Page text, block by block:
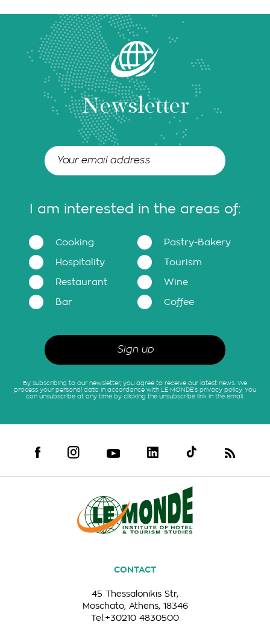
Newsletter
I am interested in the areas of:
Cooking Pastry-Bakery
Hospitality Tourism
Restaurant Wine
Bar Coffee
By subscribing to our newsletter, you agree to receive our latest news. We
process your personal data in accordance with LE MONDE's privacy policy. You
can unsubscribe at any time by clicking the unsubscribe link in the email.
CONTACT
45 Thessalonikis Str,
Moschato, Athens, 18346
Tel:+30210 4830500